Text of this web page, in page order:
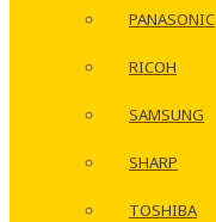
PANASONIC
RICOH
SAMSUNG
SHARP
TOSHIBA